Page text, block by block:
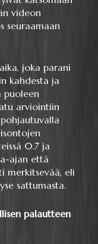
videon
seuraamaan
joka parani
kahdesta ja
puoleen
arviointiin
0.7 ja
ajan että
merkitsevää, eli
sattumasta.
palautteen